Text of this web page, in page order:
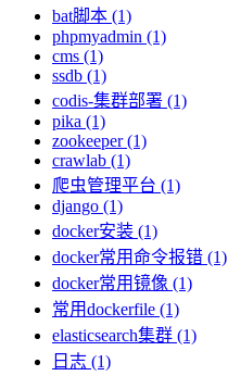
bat脚本 (1)
phpmyadmin (1)
cms (1)
ssdb (1)
codis-集群部署 (1)
pika (1)
zookeeper (1)
crawlab (1)
爬虫管理平台 (1)
django (1)
docker安装 (1)
docker常用命令报错 (1)
docker常用镜像 (1)
常用dockerfile (1)
elasticsearch集群 (1)
日志 (1)